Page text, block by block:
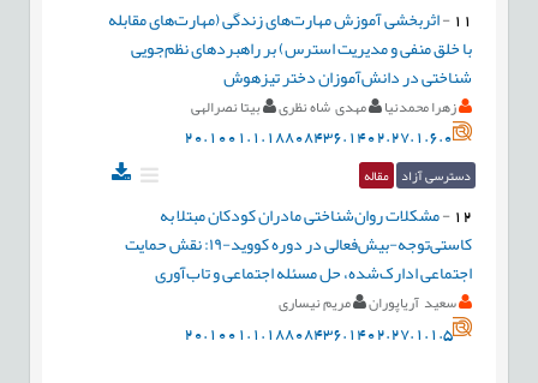
11
-اثربخشی آموزش مهارت‌های زندگی (مهارت‌های مقابله
با خلق منفی و مدیریت استرس) بر راهبردهای نظم‌جویی
شناختی در دانش‌آموزان دختر تیزهوش
زهرا محمدنیا مهدی شاه نظری بیتا نصرالهی
20.1001.1.18808436.1402.27.1.6.0
دسترسی آزاد مقاله
12
-مشکلات روان‌شناختی مادران کودکان مبتلا به
کاستی‌توجه-بیش‌فعالی در دوره کووید-۱۹: نقش حمایت
اجتماعی ادارک‌شده، حل مسئله اجتماعی و تاب‌آوری
سعید آریاپوران مریم نیساری
20.1001.1.18808436.1402.27.1.1.5